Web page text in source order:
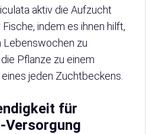
aktiv die Aufzucht
indem es ihnen hilft,
Lebenswochen zu
Pflanze zu einem
jeden Zuchtbeckens.
für
Versorgung